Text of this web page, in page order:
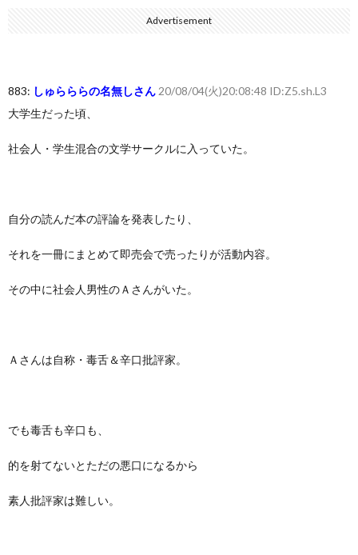
娘の誕生日に焼肉に向かう途中で、地味な女性がDQNに胸倉をつ...
いきなり円高 (7/30)
人体の中身が左右非対称なのは繊毛が回転運動をして左側に流れが...
Advertisement
883: しゅらららの名無しさん 20/08/04(火)20:08:48 ID:Z5.sh.L3
大学生だった頃、
社会人・学生混合の文学サークルに入っていた。
自分の読んだ本の評論を発表したり、
それを一冊にまとめて即売会で売ったりが活動内容。
その中に社会人男性のＡさんがいた。
Ａさんは自称・毒舌＆辛口批評家。
でも毒舌も辛口も、
的を射てないとただの悪口になるから
素人批評家は難しい。